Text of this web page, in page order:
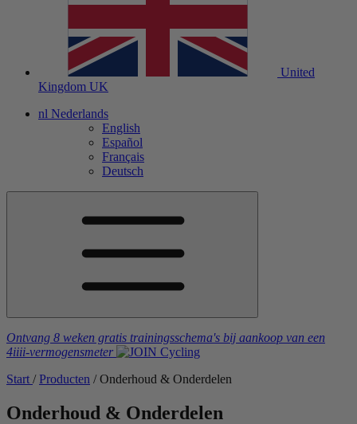
United
Kingdom UK
nl Nederlands
English
Español
Français
Deutsch
Ontvang 8 weken gratis trainingsschema's bij aankoop van een
4iiii-vermogensmeter
Start / Producten / Onderhoud & Onderdelen
Onderhoud & Onderdelen